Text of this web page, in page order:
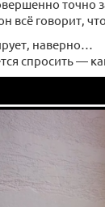
точно
всё говорит,
наверно…
спросить —